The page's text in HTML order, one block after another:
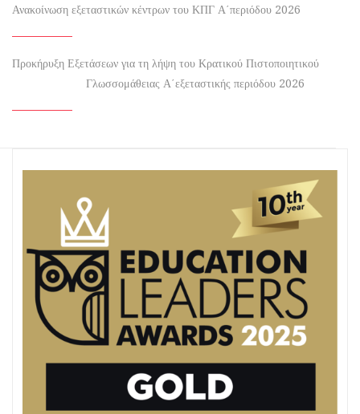
Ανακοίνωση εξεταστικών κέντρων του ΚΠΓ Α΄περιόδου 2026
Προκήρυξη Εξετάσεων για τη λήψη του Κρατικού Πιστοποιητικού
Γλωσσομάθειας Α΄εξεταστικής περιόδου 2026